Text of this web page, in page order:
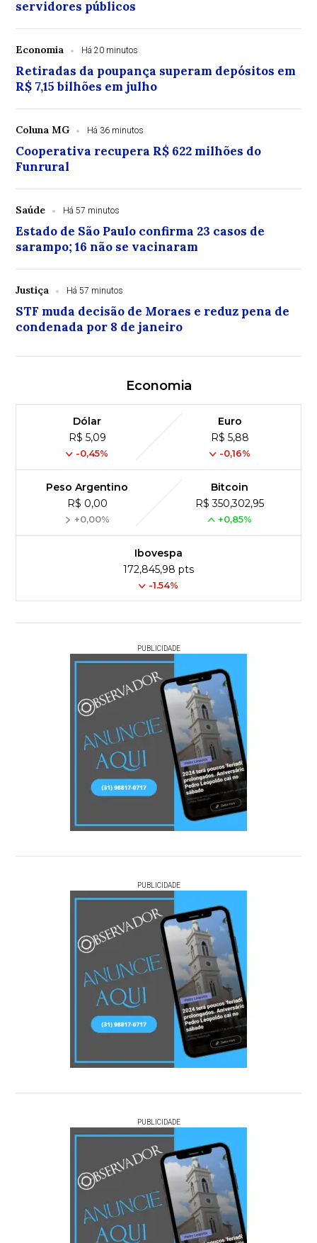
servidores públicos
Economia Há 20 minutos
Retiradas da poupança superam depósitos em
R$ 7,15 bilhões em julho
Coluna MG Há 36 minutos
Cooperativa recupera R$ 622 milhões do
Funrural
Saúde Há 57 minutos
Estado de São Paulo confirma 23 casos de
sarampo; 16 não se vacinaram
Justiça Há 57 minutos
STF muda decisão de Moraes e reduz pena de
condenada por 8 de janeiro
Economia
Dólar
R$ 5,09
-0,45%
Euro
R$ 5,88
-0,16%
Peso Argentino
R$ 0,00
+0,00%
Bitcoin
R$ 350,302,95
+0,85%
Ibovespa
172,845,98 pts
-1.54%
PUBLICIDADE
PUBLICIDADE
PUBLICIDADE